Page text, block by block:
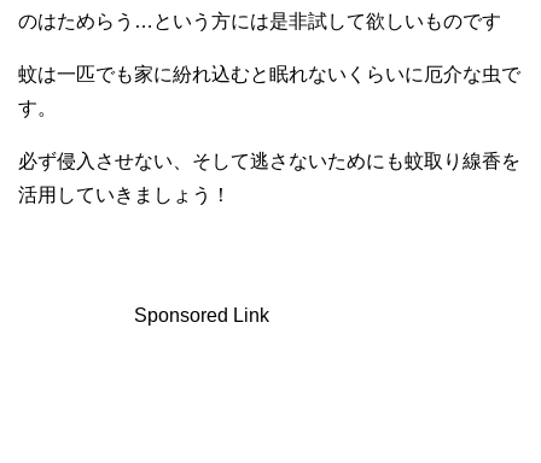
のはためらう…という方には是非試して欲しいものです
蚊は一匹でも家に紛れ込むと眠れないくらいに厄介な虫で
す。
必ず侵入させない、そして逃さないためにも蚊取り線香を
活用していきましょう！
Sponsored Link